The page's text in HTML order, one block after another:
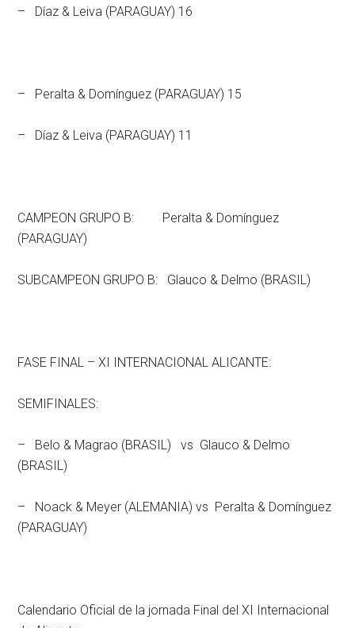
– Díaz & Leiva (PARAGUAY) 16
– Peralta & Domínguez (PARAGUAY) 15
– Díaz & Leiva (PARAGUAY) 11
CAMPEON GRUPO B: Peralta & Domínguez
(PARAGUAY)
SUBCAMPEON GRUPO B: Glauco & Delmo (BRASIL)
FASE FINAL – XI INTERNACIONAL ALICANTE:
SEMIFINALES:
– Belo & Magrao (BRASIL) vs Glauco & Delmo
(BRASIL)
– Noack & Meyer (ALEMANIA) vs Peralta & Domínguez
(PARAGUAY)
Calendario Oficial de la jornada Final del XI Internacional